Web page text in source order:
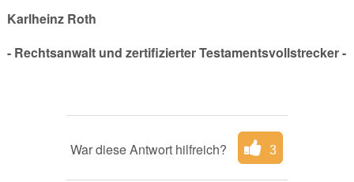
Karlheinz Roth
- Rechtsanwalt und zertifizierter Testamentsvollstrecker -
War diese Antwort hilfreich? 3